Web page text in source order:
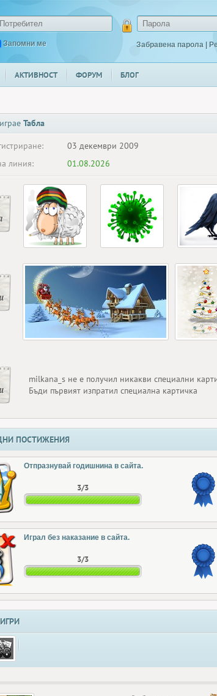
Запомни ме Забравена парола |
АКТИВНОСТ ФОРУМ БЛОГ
Табла
03 декември 2009
линия:
01.08.2026
milkana_s не е получил никакви специални
Бъди първият изпратил специална картичка
ПОСТИЖЕНИЯ
Отпразнувай годишнина в сайта.
3/3
Играл без наказание в сайта.
3/3